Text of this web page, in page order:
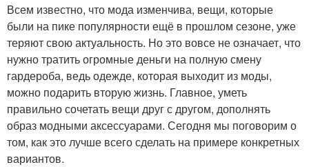
Всем известно, что мода изменчива, вещи, которые
были на пике популярности ещё в прошлом сезоне, уже
теряют свою актуальность. Но это вовсе не означает, что
нужно тратить огромные деньги на полную смену
гардероба, ведь одежде, которая выходит из моды,
можно подарить вторую жизнь. Главное, уметь
правильно сочетать вещи друг с другом, дополнять
образ модными аксессуарами. Сегодня мы поговорим о
том, как это лучше всего сделать на примере конкретных
вариантов.